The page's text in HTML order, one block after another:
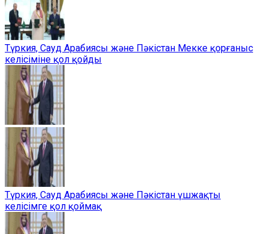
Түркия, Сауд Арабиясы және Пәкістан Мекке қорғаныс
келісіміне қол қойды
Түркия, Сауд Арабиясы және Пәкістан үшжақты
келісімге қол қоймақ